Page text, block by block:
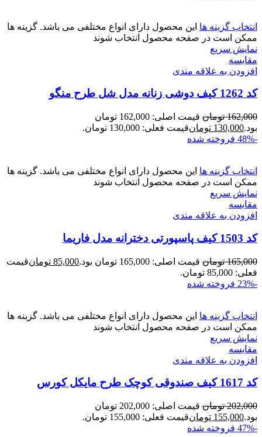
انتخاب گزینه ها این محصول دارای انواع مختلفی می باشد. گزینه ها
ممکن است در صفحه محصول انتخاب شوند
نمایش سریع
مقايسه
افزودن به علاقه مندی
کد 1262 کیف دوشی زنانه مدل شل طرح منگو
162,000 تومان
قیمت اصلی: 162,000 تومان
بود.130,000 تومانقیمت فعلی: 130,000 تومان.
-48%
فروخته شده
انتخاب گزینه ها این محصول دارای انواع مختلفی می باشد. گزینه ها
ممکن است در صفحه محصول انتخاب شوند
نمایش سریع
مقايسه
افزودن به علاقه مندی
کد 1503 کیف پاسپورتی دخترانه مدل فاریما
165,000 تومان قیمت اصلی: 165,000 تومان بود. 85,000 تومانقیمت
فعلی: 85,000 تومان.
-23%
فروخته شده
انتخاب گزینه ها این محصول دارای انواع مختلفی می باشد. گزینه ها
ممکن است در صفحه محصول انتخاب شوند
نمایش سریع
مقايسه
افزودن به علاقه مندی
کد 1617 کیف صندوقی کوچک طرح مایکل کورس
202,000 تومان
قیمت اصلی: 202,000 تومان
بود.155,000 تومانقیمت فعلی: 155,000 تومان.
-47%
فروخته شده